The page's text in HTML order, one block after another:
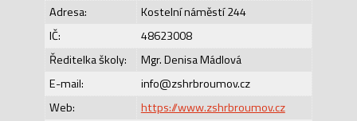
Adresa:
Kostelní náměstí 244
IČ:
48623008
Ředitelka školy:
Mgr. Denisa Mádlová
E-mail:
info@zshrbroumov.cz
Web:
https://www.zshrbroumov.cz